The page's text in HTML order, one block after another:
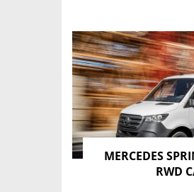
MERCEDES
RWD